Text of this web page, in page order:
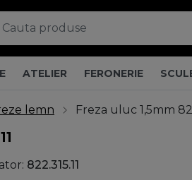
ATELIER FERONERIE
lemn Freza uluc 1,5mm
822.315.11